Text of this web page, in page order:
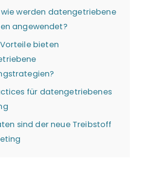
werden datengetriebene
angewendet?
bieten
für datengetriebenes
sind der neue Treibstoff